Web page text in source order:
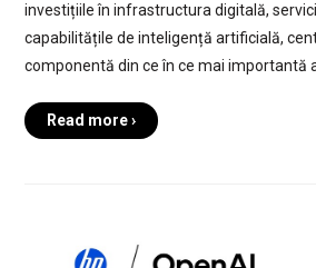
investițiile în infrastructura digitală,
capabilitățile de inteligență artificială,
componentă din ce în ce mai importantă
Read more ›